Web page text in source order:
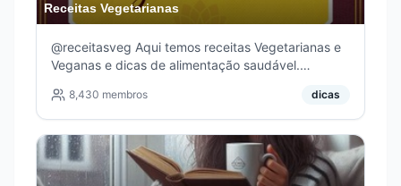
Receitas Vegetarianas
@receitasveg Aqui temos receitas Vegetarianas e
Veganas e dicas de alimentação saudável.
comentar e enviar receitas para ser publicada no
canal, clique nos comentários.
8,430 membros dicas